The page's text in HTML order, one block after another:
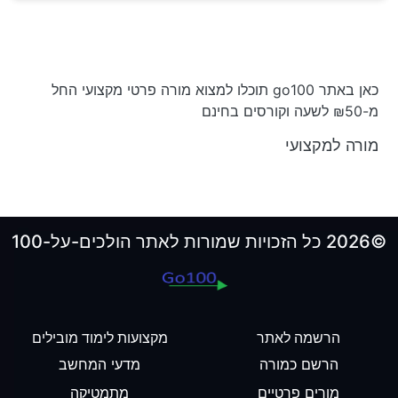
כאן באתר go100 תוכלו למצוא מורה פרטי מקצועי החל
מ-₪50 לשעה וקורסים בחינם
מורה למקצועי
©2026 כל הזכויות שמורות לאתר הולכים-על-100
הרשמה לאתר
הרשם כמורה
מורים פרטיים
מקצועות לימוד מובילים
מדעי המחשב
מתמטיקה